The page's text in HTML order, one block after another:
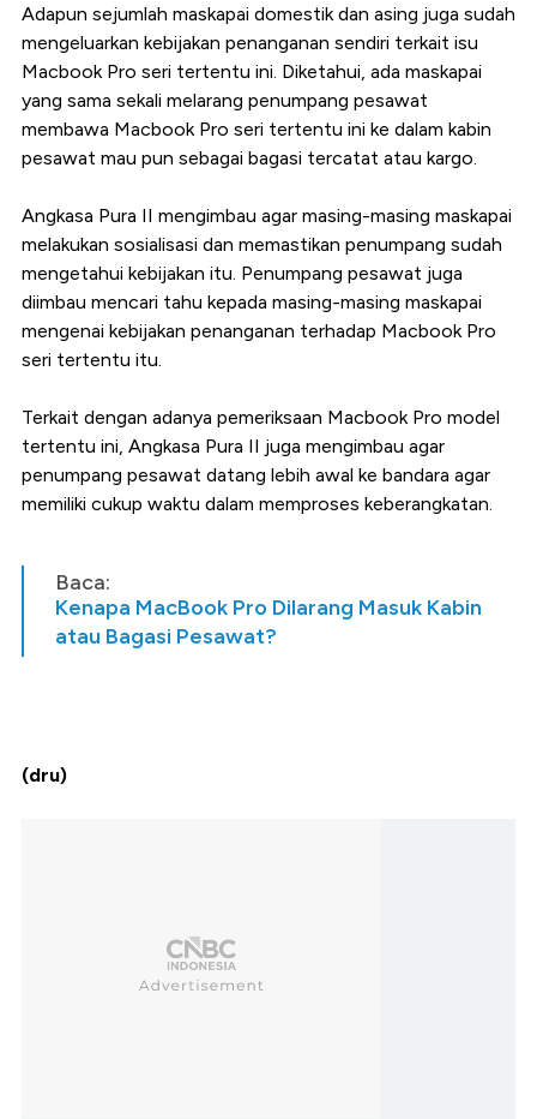
Adapun sejumlah maskapai domestik dan asing juga sudah
mengeluarkan kebijakan penanganan sendiri terkait isu
Macbook Pro seri tertentu ini. Diketahui, ada maskapai
yang sama sekali melarang penumpang pesawat
membawa Macbook Pro seri tertentu ini ke dalam kabin
pesawat mau pun sebagai bagasi tercatat atau kargo.
Angkasa Pura II mengimbau agar masing-masing maskapai
melakukan sosialisasi dan memastikan penumpang sudah
mengetahui kebijakan itu. Penumpang pesawat juga
diimbau mencari tahu kepada masing-masing maskapai
mengenai kebijakan penanganan terhadap Macbook Pro
seri tertentu itu.
Terkait dengan adanya pemeriksaan Macbook Pro model
tertentu ini, Angkasa Pura II juga mengimbau agar
penumpang pesawat datang lebih awal ke bandara agar
memiliki cukup waktu dalam memproses keberangkatan.
Baca:
Kenapa MacBook Pro Dilarang Masuk Kabin
atau Bagasi Pesawat?
(dru)